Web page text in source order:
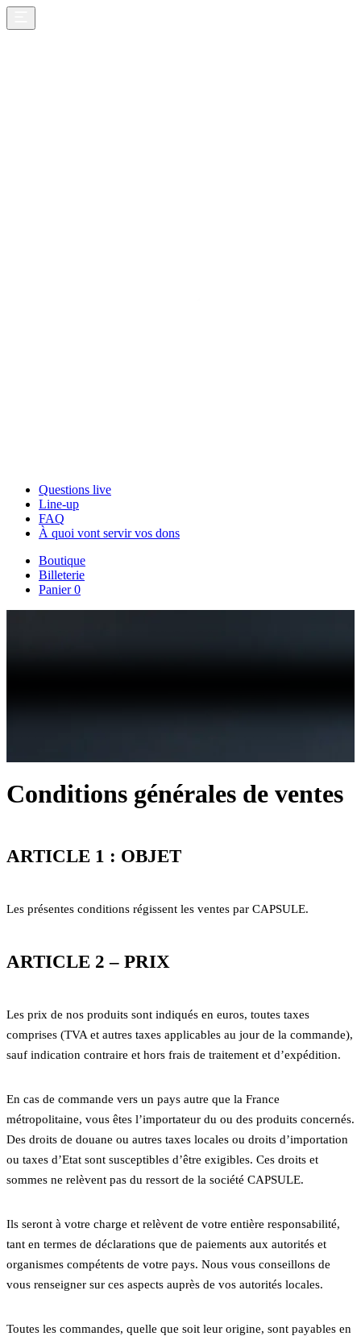
Questions live
Line-up
FAQ
À quoi vont servir vos dons
Boutique
Billeterie
Panier0
Conditions générales de ventes
ARTICLE 1 : OBJET
Les présentes conditions régissent les ventes par CAPSULE.
ARTICLE 2 – PRIX
Les prix de nos produits sont indiqués en euros, toutes taxes
comprises (TVA et autres taxes applicables au jour de la commande),
sauf indication contraire et hors frais de traitement et d’expédition.
En cas de commande vers un pays autre que la France
métropolitaine, vous êtes l’importateur du ou des produits concernés.
Des droits de douane ou autres taxes locales ou droits d’importation
ou taxes d’Etat sont susceptibles d’être exigibles. Ces droits et
sommes ne relèvent pas du ressort de la société CAPSULE.
Ils seront à votre charge et relèvent de votre entière responsabilité,
tant en termes de déclarations que de paiements aux autorités et
organismes compétents de votre pays. Nous vous conseillons de
vous renseigner sur ces aspects auprès de vos autorités locales.
Toutes les commandes, quelle que soit leur origine, sont payables en